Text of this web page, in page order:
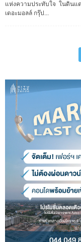
แห่งความประทับใจ ในดินแ
เดอะมอลล์ กรุ๊ป...